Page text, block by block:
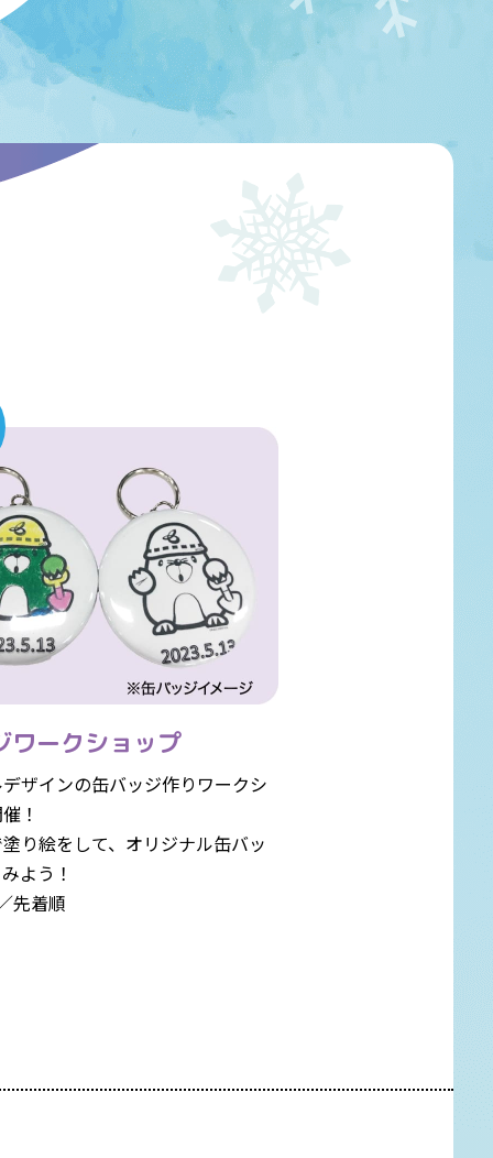
ワークショップ
ザインの缶バッジ作りワークシ
！
り絵をして、オリジナル缶バッ
よう！
先着順